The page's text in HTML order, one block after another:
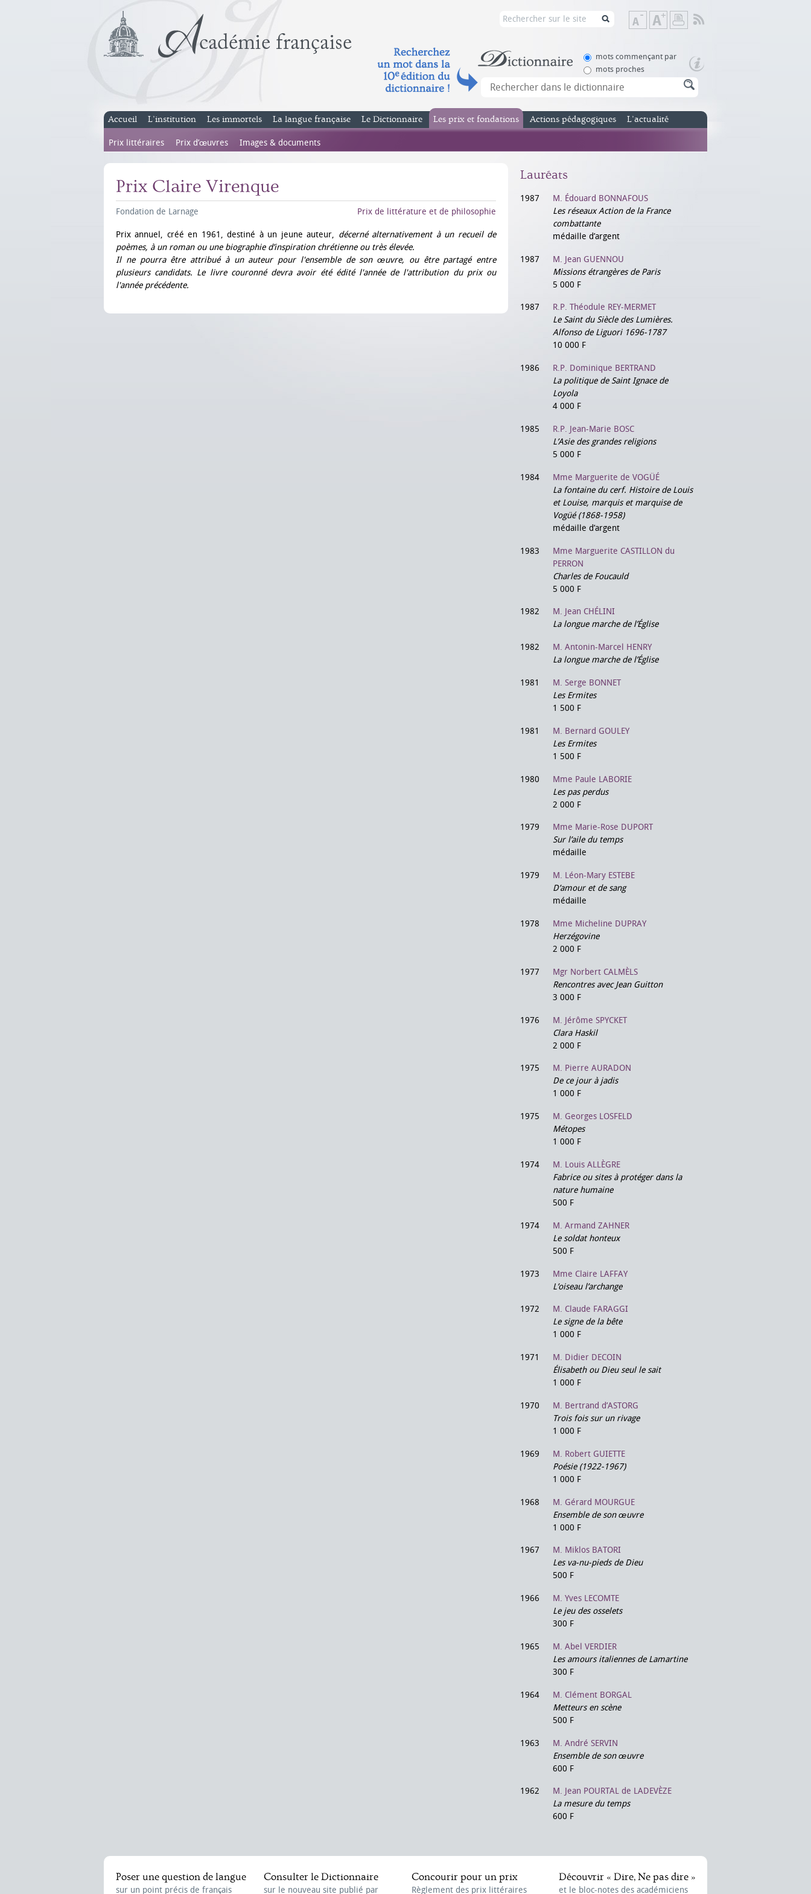
Diminuer
la
de
Augmenter
la
de
mots commençant par
mots proches
Accueil L’institution Les immortels La langue française Le Dictionnaire Les prix et fondations
Prix littéraires Prix d’œuvres Images & documents
Actions pédagogiques L’actualité
Prix Claire Virenque
Fondation de Larnage Prix de littérature et de philosophie
Prix annuel, créé en 1961, destiné à un jeune auteur, décerné alternativement à un recueil de
poèmes, à un roman ou une biographie d’inspiration chrétienne ou très élevée.
Il ne pourra être attribué à un auteur pour l'ensemble de son œuvre, ou être partagé entre
plusieurs candidats. Le livre couronné devra avoir été édité l'année de l'attribution du prix ou
l'année précédente.
Lauréats
1987
M. Édouard BONNAFOUS
Les réseaux Action de la France
combattante
médaille d’argent
1987
M. Jean GUENNOU
Missions étrangères de Paris
5 000 F
1987
R.P. Théodule REY-MERMET
Le Saint du Siècle des Lumières.
Alfonso de Liguori 1696-1787
10 000 F
1986
R.P. Dominique BERTRAND
La politique de Saint Ignace de
Loyola
4 000 F
1985
R.P. Jean-Marie BOSC
L’Asie des grandes religions
5 000 F
1984
Mme Marguerite de VOGÜÉ
La fontaine du cerf. Histoire de Louis
et Louise, marquis et marquise de
Vogüé (1868-1958)
médaille d’argent
1983
Mme Marguerite CASTILLON du
PERRON
Charles de Foucauld
5 000 F
1982
M. Jean CHÉLINI
La longue marche de l’Église
1982
M. Antonin-Marcel HENRY
La longue marche de l’Église
1981
M. Serge BONNET
Les Ermites
1 500 F
1981
M. Bernard GOULEY
Les Ermites
1 500 F
1980
Mme Paule LABORIE
Les pas perdus
2 000 F
1979
Mme Marie-Rose DUPORT
Sur l’aile du temps
médaille
1979
M. Léon-Mary ESTEBE
D’amour et de sang
médaille
1978
Mme Micheline DUPRAY
Herzégovine
2 000 F
1977
Mgr Norbert CALMÈLS
Rencontres avec Jean Guitton
3 000 F
1976
M. Jérôme SPYCKET
Clara Haskil
2 000 F
1975
M. Pierre AURADON
De ce jour à jadis
1 000 F
1975
M. Georges LOSFELD
Métopes
1 000 F
1974
M. Louis ALLÈGRE
Fabrice ou sites à protéger dans la
nature humaine
500 F
1974
M. Armand ZAHNER
Le soldat honteux
500 F
1973
Mme Claire LAFFAY
L’oiseau l’archange
1972
M. Claude FARAGGI
Le signe de la bête
1 000 F
1971
M. Didier DECOIN
Élisabeth ou Dieu seul le sait
1 000 F
1970
M. Bertrand d’ASTORG
Trois fois sur un rivage
1 000 F
1969
M. Robert GUIETTE
Poésie (1922-1967)
1 000 F
1968
M. Gérard MOURGUE
Ensemble de son œuvre
1 000 F
1967
M. Miklos BATORI
Les va-nu-pieds de Dieu
500 F
1966
M. Yves LECOMTE
Le jeu des osselets
300 F
1965
M. Abel VERDIER
Les amours italiennes de Lamartine
300 F
1964
M. Clément BORGAL
Metteurs en scène
500 F
1963
M. André SERVIN
Ensemble de son œuvre
600 F
1962
M. Jean POURTAL de LADEVÈZE
La mesure du temps
600 F
Poser une question de langue
sur un point précis de français
Consulter le Dictionnaire
sur le nouveau site publié par
Concourir pour un prix
Règlement des prix littéraires
Découvrir « Dire, Ne pas dire »
et le bloc-notes des académiciens